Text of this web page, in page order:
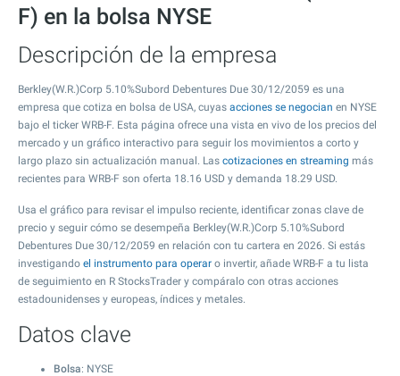
F) en la bolsa NYSE
Descripción de la empresa
Berkley(W.R.)Corp 5.10%Subord Debentures Due 30/12/2059 es una
empresa que cotiza en bolsa de USA, cuyas acciones se negocian en NYSE
bajo el ticker WRB-F. Esta página ofrece una vista en vivo de los precios del
mercado y un gráfico interactivo para seguir los movimientos a corto y
largo plazo sin actualización manual. Las cotizaciones en streaming más
recientes para WRB-F son oferta 18.16 USD y demanda 18.29 USD.
Usa el gráfico para revisar el impulso reciente, identificar zonas clave de
precio y seguir cómo se desempeña Berkley(W.R.)Corp 5.10%Subord
Debentures Due 30/12/2059 en relación con tu cartera en 2026. Si estás
investigando el instrumento para operar o invertir, añade WRB-F a tu lista
de seguimiento en R StocksTrader y compáralo con otras acciones
estadounidenses y europeas, índices y metales.
Datos clave
Bolsa: NYSE